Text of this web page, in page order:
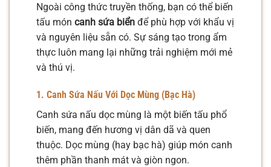
Ngoài công thức truyền thống, bạn có thể biến
tấu món canh sứa biển để phù hợp với khẩu vị
và nguyên liệu sẵn có. Sự sáng tạo trong ẩm
thực luôn mang lại những trải nghiệm mới mẻ
và thú vị.
1. Canh Sứa Nấu Với Dọc Mùng (Bạc Hà)
Canh sứa nấu dọc mùng là một biến tấu phổ
biến, mang đến hương vị dân dã và quen
thuộc. Dọc mùng (hay bạc hà) giúp món canh
thêm phần thanh mát và giòn ngon.